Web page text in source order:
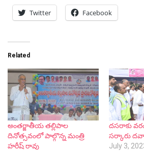
Twitter Facebook
Related
అంతర్జాతీయ తల్లిపాల
దినోత్సవంలో పాల్గొన్న మంత్రి
హరీష్ రావు
దసరాకు
సర్కారు
July 3,